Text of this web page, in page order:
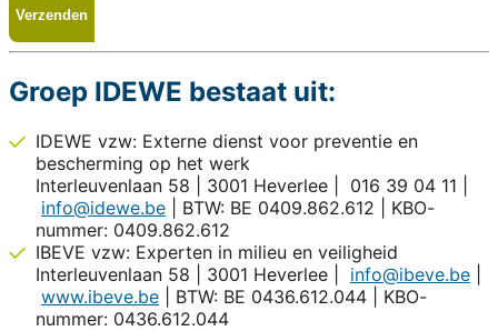
Groep IDEWE bestaat uit:
IDEWE vzw: Externe dienst voor preventie en
bescherming op het werk
Interleuvenlaan 58 | 3001 Heverlee | 016 39 04 11 |
info@idewe.be | BTW: BE 0409.862.612 | KBO-
nummer: 0409.862.612
IBEVE vzw: Experten in milieu en veiligheid
Interleuvenlaan 58 | 3001 Heverlee | info@ibeve.be
www.ibeve.be | BTW: BE 0436.612.044 | KBO-
nummer: 0436.612.044